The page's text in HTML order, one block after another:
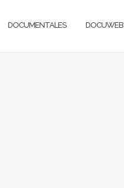
DOCUMENTALES DOCUWEB